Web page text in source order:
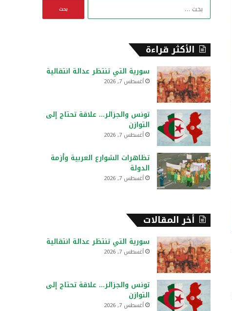
ا
:
الأكثر قراءة
سورية التي تنتظر عدالة انتقالية
أغسطس 7, 2026
تونس والجزائر… علاقة تحتاج إلى
التوازن
أغسطس 7, 2026
تظاهرات الشوارع العربية وأزمة
الدولة
أغسطس 7, 2026
أخر المقالات
سورية التي تنتظر عدالة انتقالية
أغسطس 7, 2026
تونس والجزائر… علاقة تحتاج إلى
التوازن
أغسطس 7, 2026